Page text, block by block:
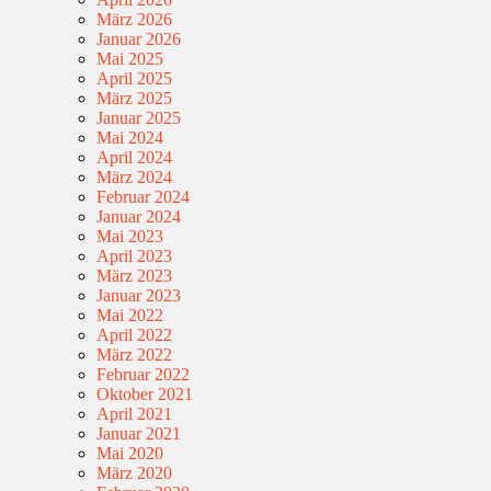
März 2026
Januar 2026
Mai 2025
April 2025
März 2025
Januar 2025
Mai 2024
April 2024
März 2024
Februar 2024
Januar 2024
Mai 2023
April 2023
März 2023
Januar 2023
Mai 2022
April 2022
März 2022
Februar 2022
Oktober 2021
April 2021
Januar 2021
Mai 2020
März 2020